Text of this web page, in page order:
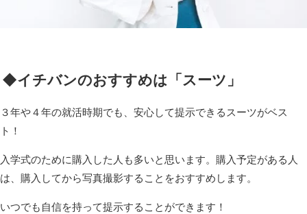
◆イチバンのおすすめは「スーツ」
３年や４年の就活時期でも、安心して提示できるスーツがベス
ト！
入学式のために購入した人も多いと思います。購入予定がある人
は、購入してから写真撮影することをおすすめします。
いつでも自信を持って提示することができます！